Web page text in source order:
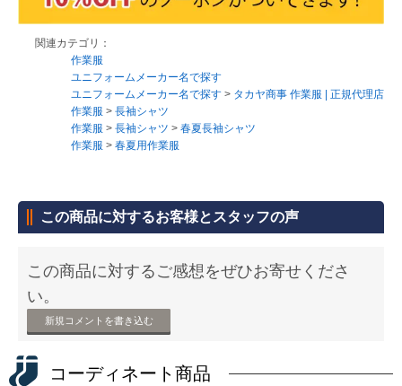
関連カテゴリ：
作業服
ユニフォームメーカー名で探す
ユニフォームメーカー名で探す > タカヤ商事 作業服 | 正規代理店
作業服 > 長袖シャツ
作業服 > 長袖シャツ > 春夏長袖シャツ
作業服 > 春夏用作業服
この商品に対するお客様とスタッフの声
この商品に対するご感想をぜひお寄せくださ
い。
新規コメントを書き込む
コーディネート商品